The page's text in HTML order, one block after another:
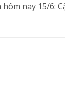
hôm nay 15/6: